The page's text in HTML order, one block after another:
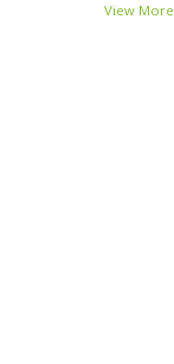
View More